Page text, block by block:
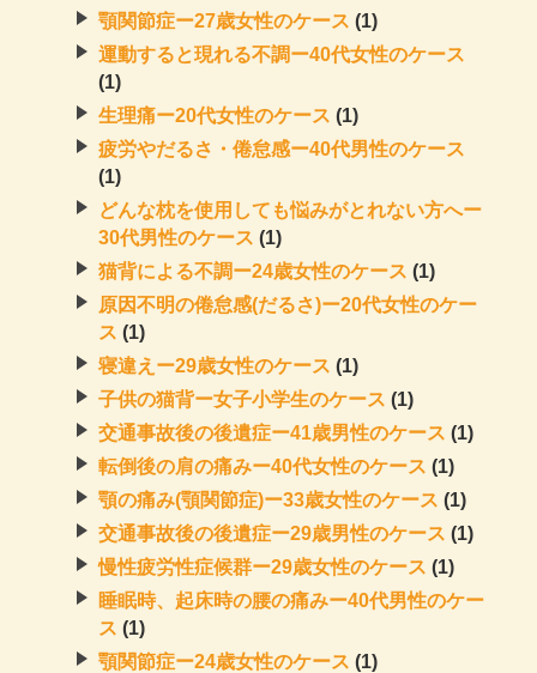
顎関節症ー27歳女性のケース (1)
運動すると現れる不調ー40代女性のケース
(1)
生理痛ー20代女性のケース (1)
疲労やだるさ・倦怠感ー40代男性のケース
(1)
どんな枕を使用しても悩みがとれない方へー
30代男性のケース (1)
猫背による不調ー24歳女性のケース (1)
原因不明の倦怠感(だるさ)ー20代女性のケー
ス (1)
寝違えー29歳女性のケース (1)
子供の猫背ー女子小学生のケース (1)
交通事故後の後遺症ー41歳男性のケース (1)
転倒後の肩の痛みー40代女性のケース (1)
顎の痛み(顎関節症)ー33歳女性のケース (1)
交通事故後の後遺症ー29歳男性のケース (1)
慢性疲労性症候群ー29歳女性のケース (1)
睡眠時、起床時の腰の痛みー40代男性のケー
ス (1)
顎関節症ー24歳女性のケース (1)